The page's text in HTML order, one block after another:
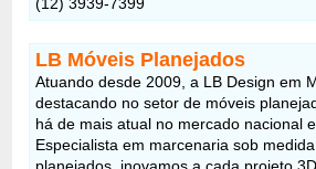
LB Móveis Planejados
Atuando desde 2009, a LB Design em
destacando no setor de móveis
há de mais atual no mercado nacional
Especialista em marcenaria sob
planejados, inovamos a cada projeto